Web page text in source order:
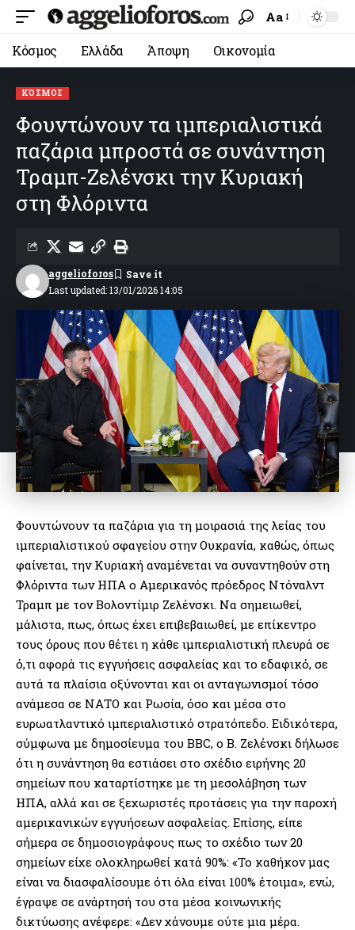
Aa
Κόσμος Ελλάδα Άποψη Οικονομία
ΚΌΣΜΟΣ
Φουντώνουν τα ιμπεριαλιστικά
παζάρια μπροστά σε συνάντηση
Τραμπ-Ζελένσκι την Κυριακή
στη Φλόριντα
Last updated: 13/01/2026 14:05
aggelioforos
Φουντώνουν τα παζάρια για τη μοιρασιά της λείας του
ιμπεριαλιστικού σφαγείου στην Ουκρανία, καθώς, όπως
φαίνεται, την Κυριακή αναμένεται να συναντηθούν στη
Φλόριντα των ΗΠΑ ο Αμερικανός πρόεδρος Ντόναλντ
Τραμπ με τον Βολοντίμιρ Ζελένσκι. Να σημειωθεί,
μάλιστα, πως, όπως έχει επιβεβαιωθεί, με επίκεντρο
τους όρους που θέτει η κάθε ιμπεριαλιστική πλευρά σε
ό,τι αφορά τις εγγυήσεις ασφαλείας και το εδαφικό, σε
αυτά τα πλαίσια οξύνονται και οι ανταγωνισμοί τόσο
ανάμεσα σε ΝΑΤΟ και Ρωσία, όσο και μέσα στο
ευρωατλαντικό ιμπεριαλιστικό στρατόπεδο. Ειδικότερα,
σύμφωνα με δημοσίευμα του BBC, ο Β. Ζελένσκι δήλωσε
ότι η συνάντηση θα εστιάσει στο σχέδιο ειρήνης 20
σημείων που καταρτίστηκε με τη μεσολάβηση των
ΗΠΑ, αλλά και σε ξεχωριστές προτάσεις για την παροχή
αμερικανικών εγγυήσεων ασφαλείας. Επίσης, είπε
σήμερα σε δημοσιογράφους πως το σχέδιο των 20
σημείων είχε ολοκληρωθεί κατά 90%: «Το καθήκον μας
είναι να διασφαλίσουμε ότι όλα είναι 100% έτοιμα», ενώ,
έγραψε σε ανάρτησή του στα μέσα κοινωνικής
δικτύωσης ανέφερε: «Δεν χάνουμε ούτε μια μέρα.